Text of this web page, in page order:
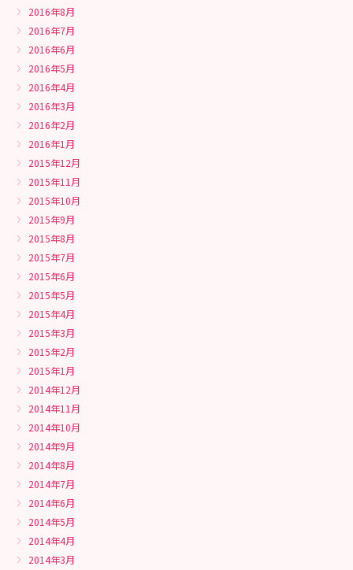
2016年8月
2016年7月
2016年6月
2016年5月
2016年4月
2016年3月
2016年2月
2016年1月
2015年12月
2015年11月
2015年10月
2015年9月
2015年8月
2015年7月
2015年6月
2015年5月
2015年4月
2015年3月
2015年2月
2015年1月
2014年12月
2014年11月
2014年10月
2014年9月
2014年8月
2014年7月
2014年6月
2014年5月
2014年4月
2014年3月